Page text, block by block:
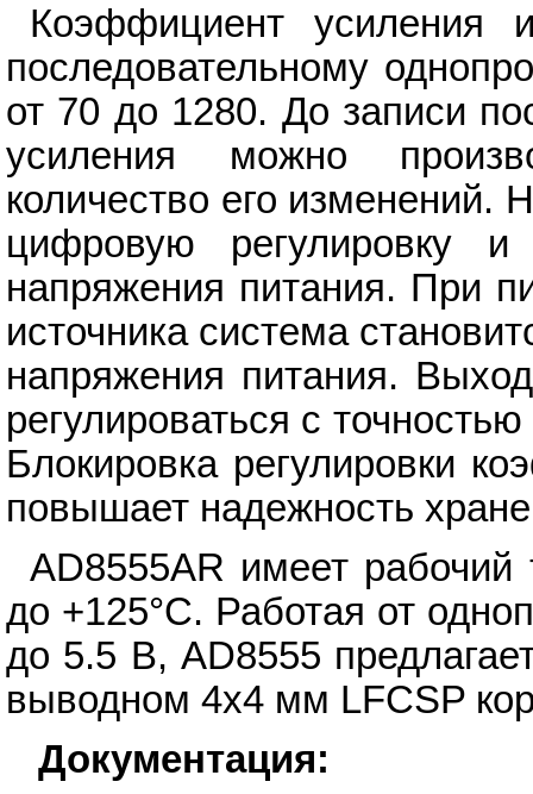
Коэффициент усиления
последовательному
от 70 до 1280. До записи
усиления можно
количество его
цифровую регулировку
напряжения питания. При
источника система
напряжения питания.
регулироваться с
Блокировка регулировки
повышает надежность
AD8555AR имеет рабочий
до +125°C. Работая от
до 5.5 В, AD8555
выводном 4x4 мм LFCSP
Документация: